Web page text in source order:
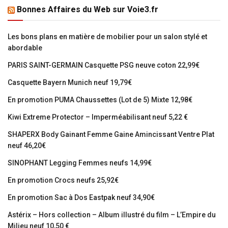
Bonnes Affaires du Web sur Voie3.fr
Les bons plans en matière de mobilier pour un salon stylé et
abordable
PARIS SAINT-GERMAIN Casquette PSG neuve coton 22,99€
Casquette Bayern Munich neuf 19,79€
En promotion PUMA Chaussettes (Lot de 5) Mixte 12,98€
Kiwi Extreme Protector – Imperméabilisant neuf 5,22 €
SHAPERX Body Gainant Femme Gaine Amincissant Ventre Plat
neuf 46,20€
SINOPHANT Legging Femmes neufs 14,99€
En promotion Crocs neufs 25,92€
En promotion Sac à Dos Eastpak neuf 34,90€
Astérix – Hors collection – Album illustré du film – L’Empire du
Milieu neuf 10,50 €